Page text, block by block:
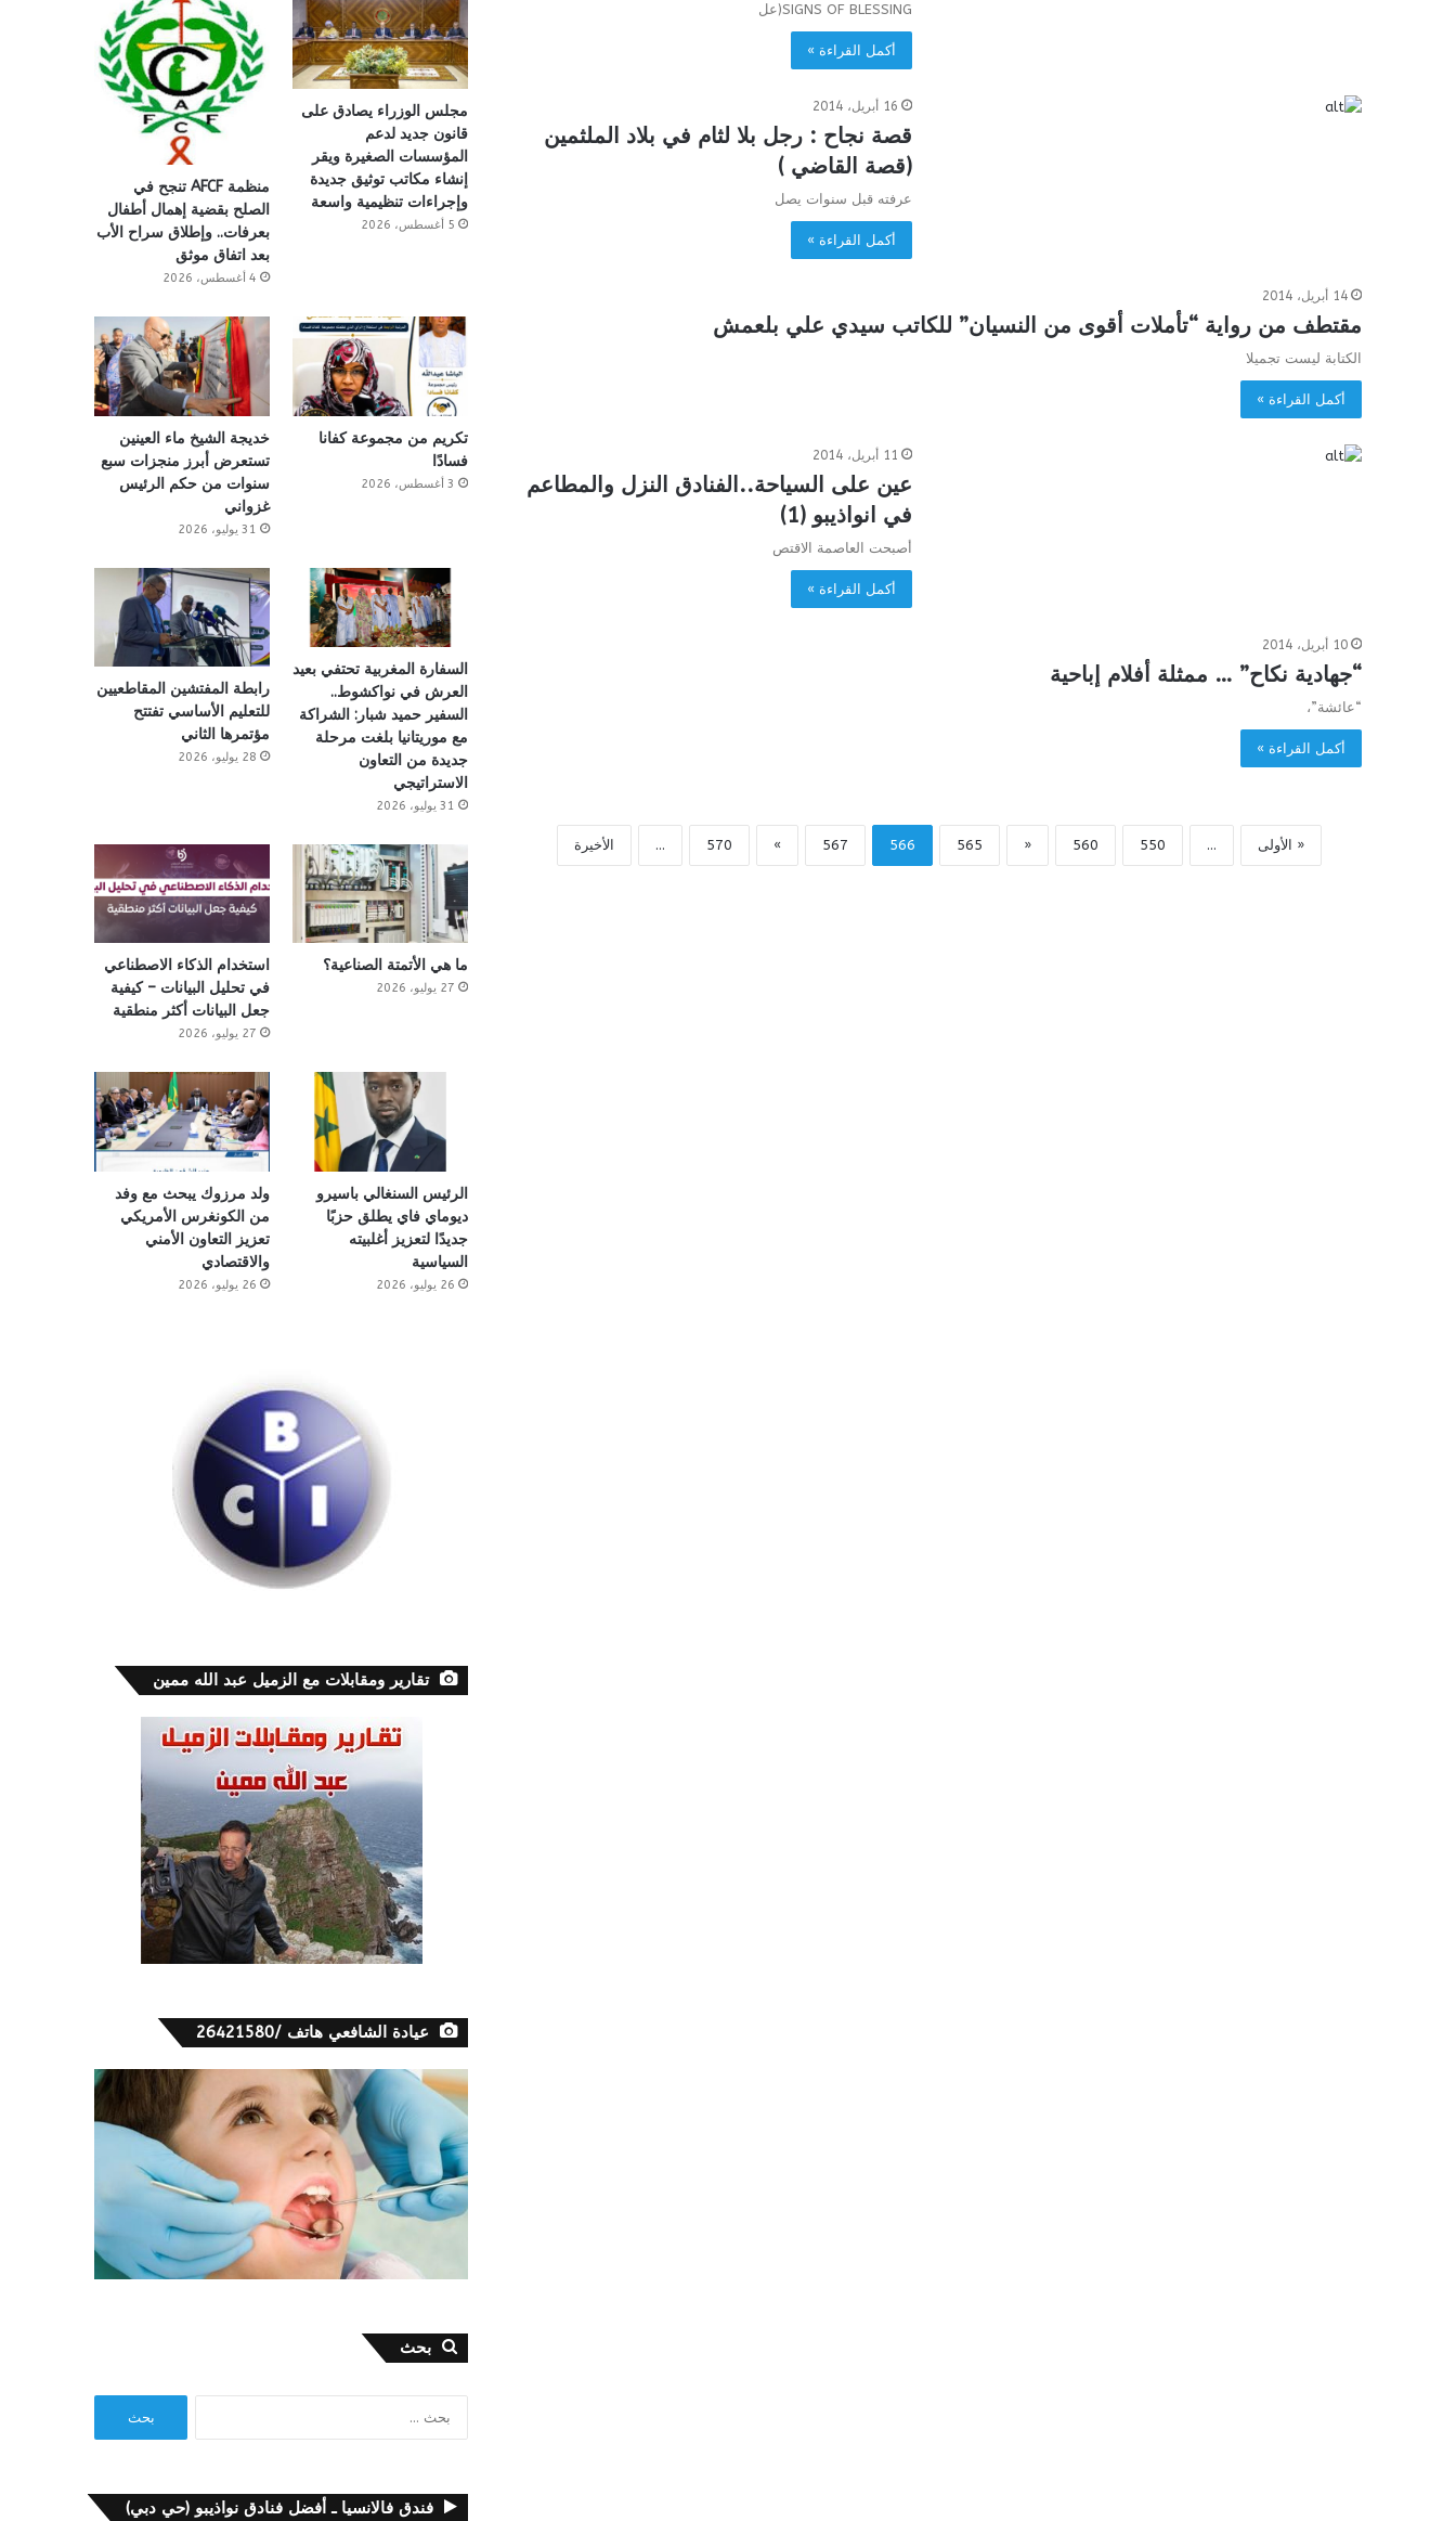
SIGNS OF BLESSING(عل
أكمل القراءة »
16 أبريل، 2014
قصة نجاح : رجل بلا لثام في بلاد الملثمين
(قصة القاضي )
عرفته قبل سنوات يصل
أكمل القراءة »
14 أبريل، 2014
مقتطف من رواية “تأملات أقوى من النسيان” للكاتب سيدي علي بلعمش
الكتابة ليست تجميلا
أكمل القراءة »
11 أبريل، 2014
عين على السياحة..الفنادق النزل والمطاعم
في انواذيبو (1)
أصبحت العاصمة الاقتص
أكمل القراءة »
10 أبريل، 2014
“جهادية نكاح” … ممثلة أفلام إباحية
“عائشة”،
أكمل القراءة »
« الأولى ...
550
560
«
565
566
567
»
570
... الأخيرة
مجلس الوزراء يصادق على
قانون جديد لدعم
المؤسسات الصغيرة ويقر
إنشاء مكاتب توثيق جديدة
وإجراءات تنظيمية واسعة
5 أغسطس، 2026
منظمة AFCF تنجح في
الصلح بقضية إهمال أطفال
بعرفات.. وإطلاق سراح الأب
بعد اتفاق موثق
4 أغسطس، 2026
تكريم من مجموعة كفانا
فسادًا
3 أغسطس، 2026
خديجة الشيخ ماء العينين
تستعرض أبرز منجزات سبع
سنوات من حكم الرئيس
غزواني
31 يوليو، 2026
السفارة المغربية تحتفي بعيد
العرش في نواكشوط..
السفير حميد شبار: الشراكة
مع موريتانيا بلغت مرحلة
جديدة من التعاون
الاستراتيجي
31 يوليو، 2026
رابطة المفتشين المقاطعيين
للتعليم الأساسي تفتتح
مؤتمرها الثاني
28 يوليو، 2026
ما هي الأتمتة الصناعية؟
27 يوليو، 2026
استخدام الذكاء الاصطناعي
في تحليل البيانات – كيفية
جعل البيانات أكثر منطقية
27 يوليو، 2026
الرئيس السنغالي باسيرو
ديوماي فاي يطلق حزبًا
جديدًا لتعزيز أغلبيته
السياسية
26 يوليو، 2026
ولد مرزوك يبحث مع وفد
من الكونغرس الأمريكي
تعزيز التعاون الأمني
والاقتصادي
26 يوليو، 2026
تقارير ومقابلات مع الزميل عبد الله ممين
عيادة الشافعي هاتف /26421580
بحث
فندق فالانسيا ـ أفضل فنادق نواذيبو (حي دبي)